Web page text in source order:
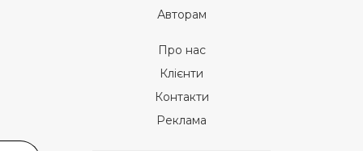
Авторам
Про нас
Клієнти
Контакти
Реклама